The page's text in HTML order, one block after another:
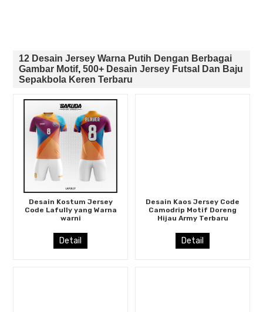
12 Desain Jersey Warna Putih Dengan Berbagai
Gambar Motif, 500+ Desain Jersey Futsal Dan Baju
Sepakbola Keren Terbaru
Desain Kostum Jersey
Code Lafully yang Warna
warni
Detail
Desain Kaos Jersey Code
Camodrip Motif Doreng
Hijau Army Terbaru
Detail